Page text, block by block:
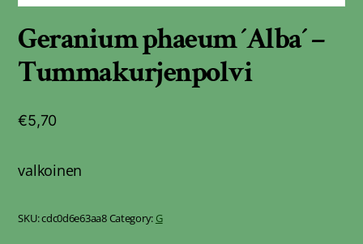
Geranium phaeum ´Alba´ –
Tummakurjenpolvi
€5,70
valkoinen
SKU:cdc0d6e63aa8Category: G